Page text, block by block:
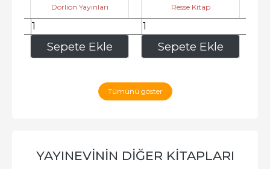
Sepete Ekle
Dorlion Yayınları
780,00 Sepete Ekle
2026
Resse Kitap
225,00
Tümünü göster
YAYINEVININ DIĞER KITAPLARI